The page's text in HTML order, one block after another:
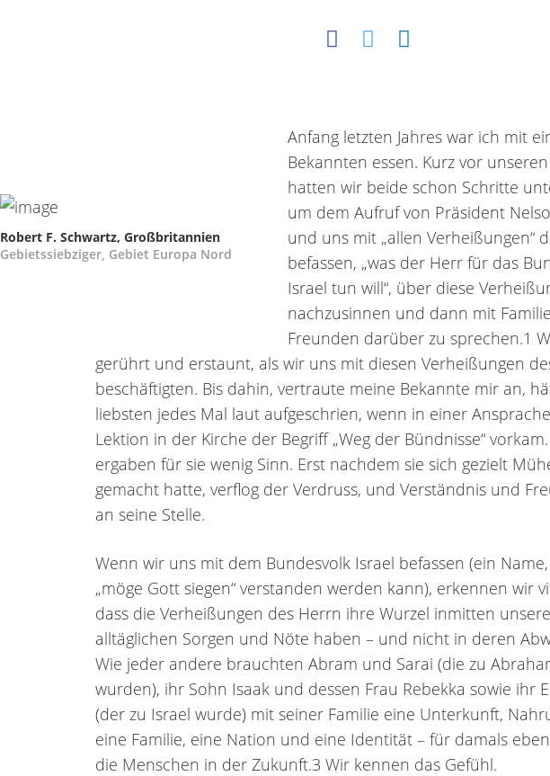
Robert F. Schwartz, Großbritannien
Gebietssiebziger, Gebiet Europa Nord
Anfang letzten Jahres war ich mit
Bekannten essen. Kurz vor
hatten wir beide schon Schritte
um dem Aufruf von Präsident
und uns mit „allen Verheißungen“
befassen, „was der Herr für das
Israel tun will“, über diese
nachzusinnen und dann mit
Freunden darüber zu sprechen.1
gerührt und erstaunt, als wir uns mit diesen Verheißungen
beschäftigten. Bis dahin, vertraute meine Bekannte mir an,
liebsten jedes Mal laut aufgeschrien, wenn in einer
Lektion in der Kirche der Begriff „Weg der Bündnisse“
ergaben für sie wenig Sinn. Erst nachdem sie sich gezielt
gemacht hatte, verflog der Verdruss, und Verständnis und
an seine Stelle.
Wenn wir uns mit dem Bundesvolk Israel befassen (ein
„möge Gott siegen“ verstanden werden kann), erkennen wir
dass die Verheißungen des Herrn ihre Wurzel inmitten
alltäglichen Sorgen und Nöte haben – und nicht in deren
Wie jeder andere brauchten Abram und Sarai (die zu
wurden), ihr Sohn Isaak und dessen Frau Rebekka sowie ihr
(der zu Israel wurde) mit seiner Familie eine Unterkunft,
eine Familie, eine Nation und eine Identität – für damals
die Menschen in der Zukunft.3 Wir kennen das Gefühl.